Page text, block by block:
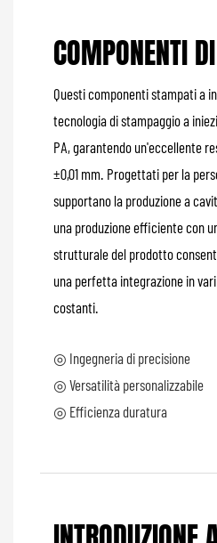
COMPONENTI
Questi componenti stampati a
tecnologia di stampaggio a
PA, garantendo un'eccellente
±0,01 mm. Progettati per la
supportano la produzione a
una produzione efficiente con
strutturale del prodotto
una perfetta integrazione in
costanti.
◎ Ingegneria di precisione
◎ Versatilità personalizzabile
◎ Efficienza duratura